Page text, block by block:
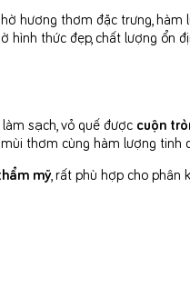
hương thơm đặc trưng,
thức đẹp, chất lượng ổn
sạch, vỏ quế được cuộn
thơm cùng hàm lượng tinh
mỹ , rất phù hợp cho phân